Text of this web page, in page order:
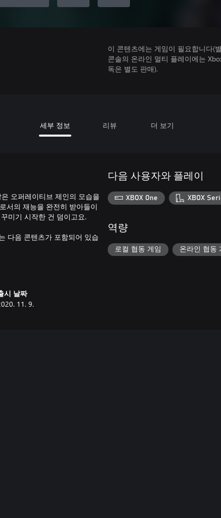
이 콘텐츠에는 게임이 필요합니다(
콘솔의 온라인 멀티 플레이에는
독은 별도 판매).
세부 정보 리뷰 더 보기
오퍼레이티브 제인의 모습을
서의 재능을 완전히 받아들이
미기 시작한 건 덤이고요.
다음 콘텐츠가 포함되어 있습
시 날짜
11. 9.
다음 사용자와 플레이
XBOX One XBOX
역량
로컬 협동 게임 온라인 협동